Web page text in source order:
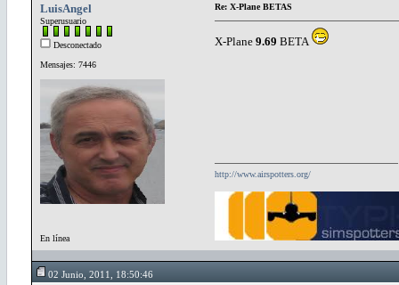
LuisAngel
Superusuario
Desconectado
Mensajes: 7446
En línea
Re: X-Plane BETAS
X-Plane 9.69 BETA
http://www.airspotters.org/
02 Junio, 2011, 18:50:46